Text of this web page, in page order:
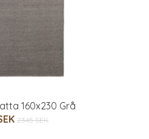
160x230 Grå
2345 SEK